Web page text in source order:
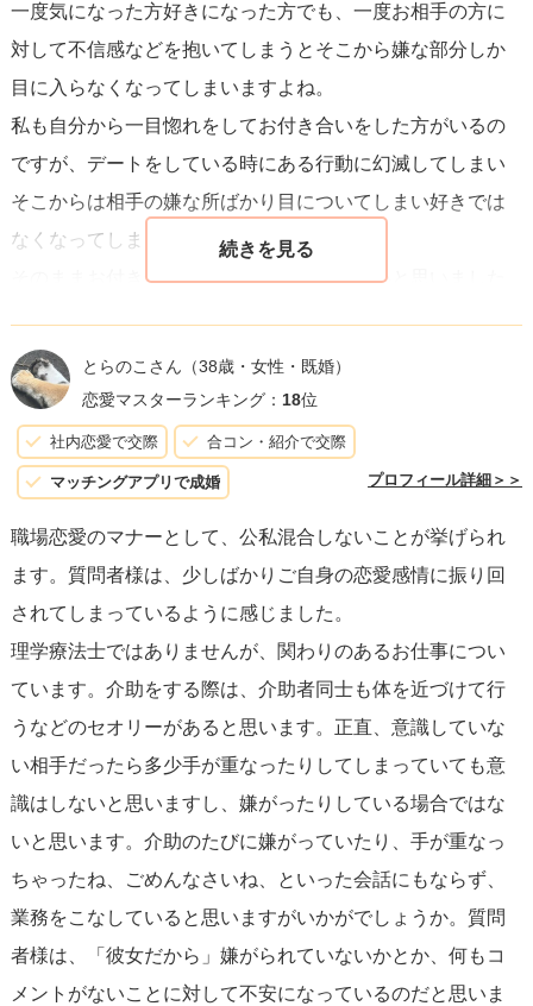
であれば、今回の問題を乗り越える方法を見つける努力を
続けてみてください。しかし、もし彼女との関係に対する
自信が持てなくなった場合は、自分自身の幸せを最優先に
考えて行動することも必要です。
いずれにせよ、あなたが自分にとって納得のいく形で解決
を目指せるように、時間をかけて考えてください。すべて
の答えはすぐには見つからないかもしれませんが、核心を
理解しようとする姿勢が未来を明るくする第一歩となるで
しょう。
一度気になった方好きになった方でも、一度お相手の方に
対して不信感などを抱いてしまうとそこから嫌な部分しか
目に入らなくなってしまいますよね。
私も自分から一目惚れをしてお付き合いをした方がいるの
ですが、デートをしている時にある行動に幻滅してしまい
そこからは相手の嫌な所ばかり目についてしまい好きでは
なくなってしまいました。
そのままお付き合いを続けていくのは難しいと思いました
人としてお相手の方が好きかもしれませんが、それ以上の
関係を希望されないのであれば、特に何かをする必要もな
いかと思いますし、これからも仕事上でのお付き合いとし
て関わっていけばいいのではないでしょうか？
一度幻滅してしまうと、なかなかそこから気持ちを持ち上
げるのは難しいですよね。
今まで通り職場が同じ方という認識でいいかと思います。
良きアドバイスになれたかは分かりませんが、良ければ参
考にされて下さい！応援しております！
とらのこさん （38歳・女性・既婚）
恋愛マスターランキング： 18位
社内恋愛で交際 合コン・紹介で交際
マッチングアプリで成婚 プロフィール詳細＞＞
職場恋愛のマナーとして、公私混合しないことが挙げられ
ます。質問者様は、少しばかりご自身の恋愛感情に振り回
されてしまっているように感じました。
理学療法士ではありませんが、関わりのあるお仕事につい
ています。介助をする際は、介助者同士も体を近づけて行
うなどのセオリーがあると思います。正直、意識していな
い相手だったら多少手が重なったりしてしまっていても意
識はしないと思いますし、嫌がったりしている場合ではな
いと思います。介助のたびに嫌がっていたり、手が重なっ
ちゃったね、ごめんなさいね、といった会話にもならず、
業務をこなしていると思いますがいかがでしょうか。質問
者様は、「彼女だから」嫌がられていないかとか、何もコ
メントがないことに対して不安になっているのだと思いま